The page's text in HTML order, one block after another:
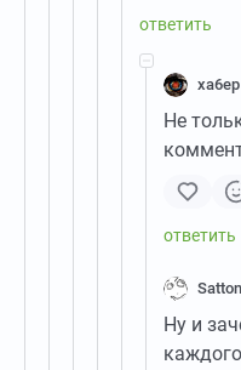
xa6ep
Не
Ну и